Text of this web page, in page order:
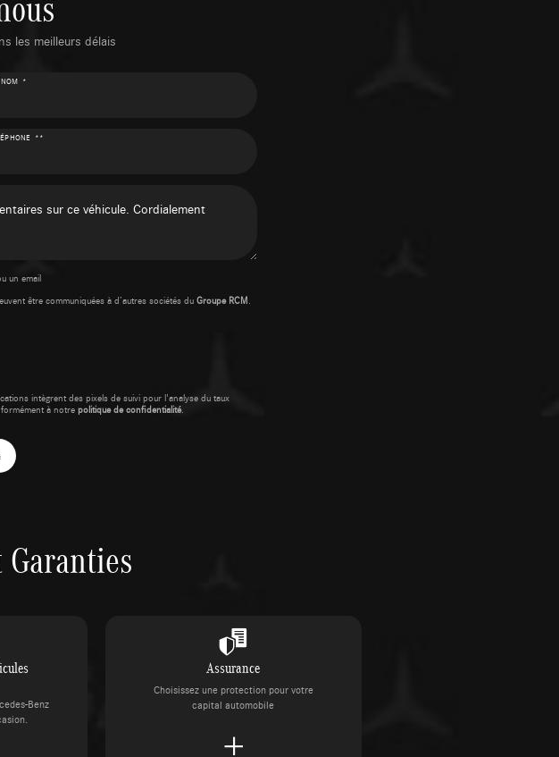
les meilleurs délais
*
**
un email
être communiquées à d’autres sociétés duGroupe RCM.
intègrent des pixels de suivi pour l'analyse du taux
à notrepolitique de confidentialité.
Benz
Assurance
Choisissez une protection pour votre
capital automobile